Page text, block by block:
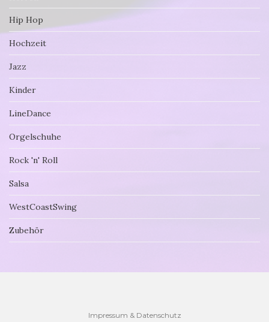
Hip Hop
Hochzeit
Jazz
Kinder
LineDance
Orgelschuhe
Rock 'n' Roll
Salsa
WestCoastSwing
Zubehör
Impressum & Datenschutz